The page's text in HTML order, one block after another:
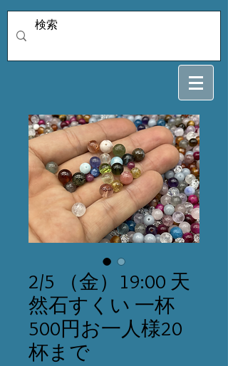
2/5 （金）19:00 天
然石すくい 一杯
500円お一人様20
杯まで